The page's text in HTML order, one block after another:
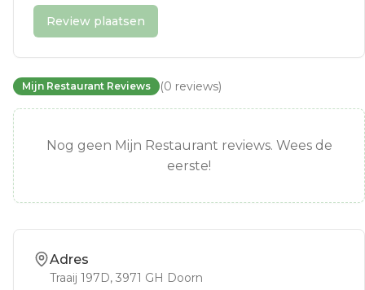
Review plaatsen
Mijn Restaurant Reviews (0 reviews)
Nog geen Mijn Restaurant reviews. Wees de
eerste!
Adres
Traaij 197D, 3971 GH Doorn